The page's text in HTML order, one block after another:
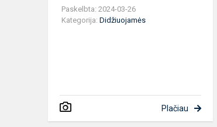
Paskelbta: 2024-03-26
Kategorija: Didžiuojamės
Plačiau